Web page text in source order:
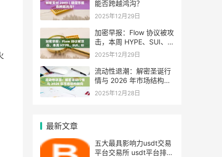
能否跨越鸿沟？
2025年12月29日
加密早报：Flow 协议被攻
击，本周 HYPE、SUI、
EIGEN 等代币将迎来大额
2025年12月29日
流动性退潮：解密圣诞行
情与 2026 年市场结构转
向
2025年12月28日
最新文章
五大最具影响力usdt交易
平台交易所 usdt平台排名